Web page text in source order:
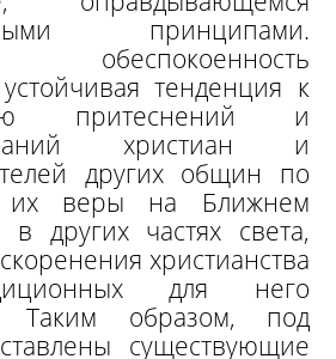
принципами.
обеспокоенность
тенденция к
притеснений и
христиан и
других общин по
их веры на Ближнем
в других частях света,
христианства
для него
Таким образом, под
существующие